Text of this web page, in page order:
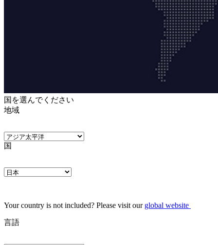
国を選んでください
地域
国
Your country is not included? Please visit our global website
言語